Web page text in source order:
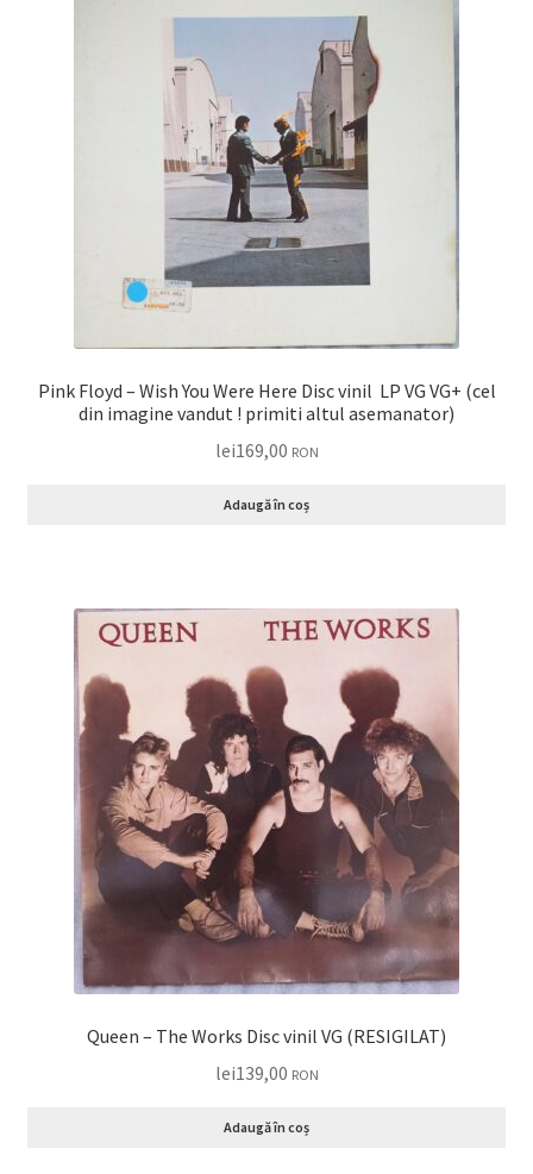
Pink Floyd – Wish You Were Here Disc vinil LP VG VG+ (cel
din imagine vandut ! primiti altul asemanator)
lei169,00 RON
Adaugă în coș
Queen – The Works Disc vinil VG (RESIGILAT)
lei139,00 RON
Adaugă în coș